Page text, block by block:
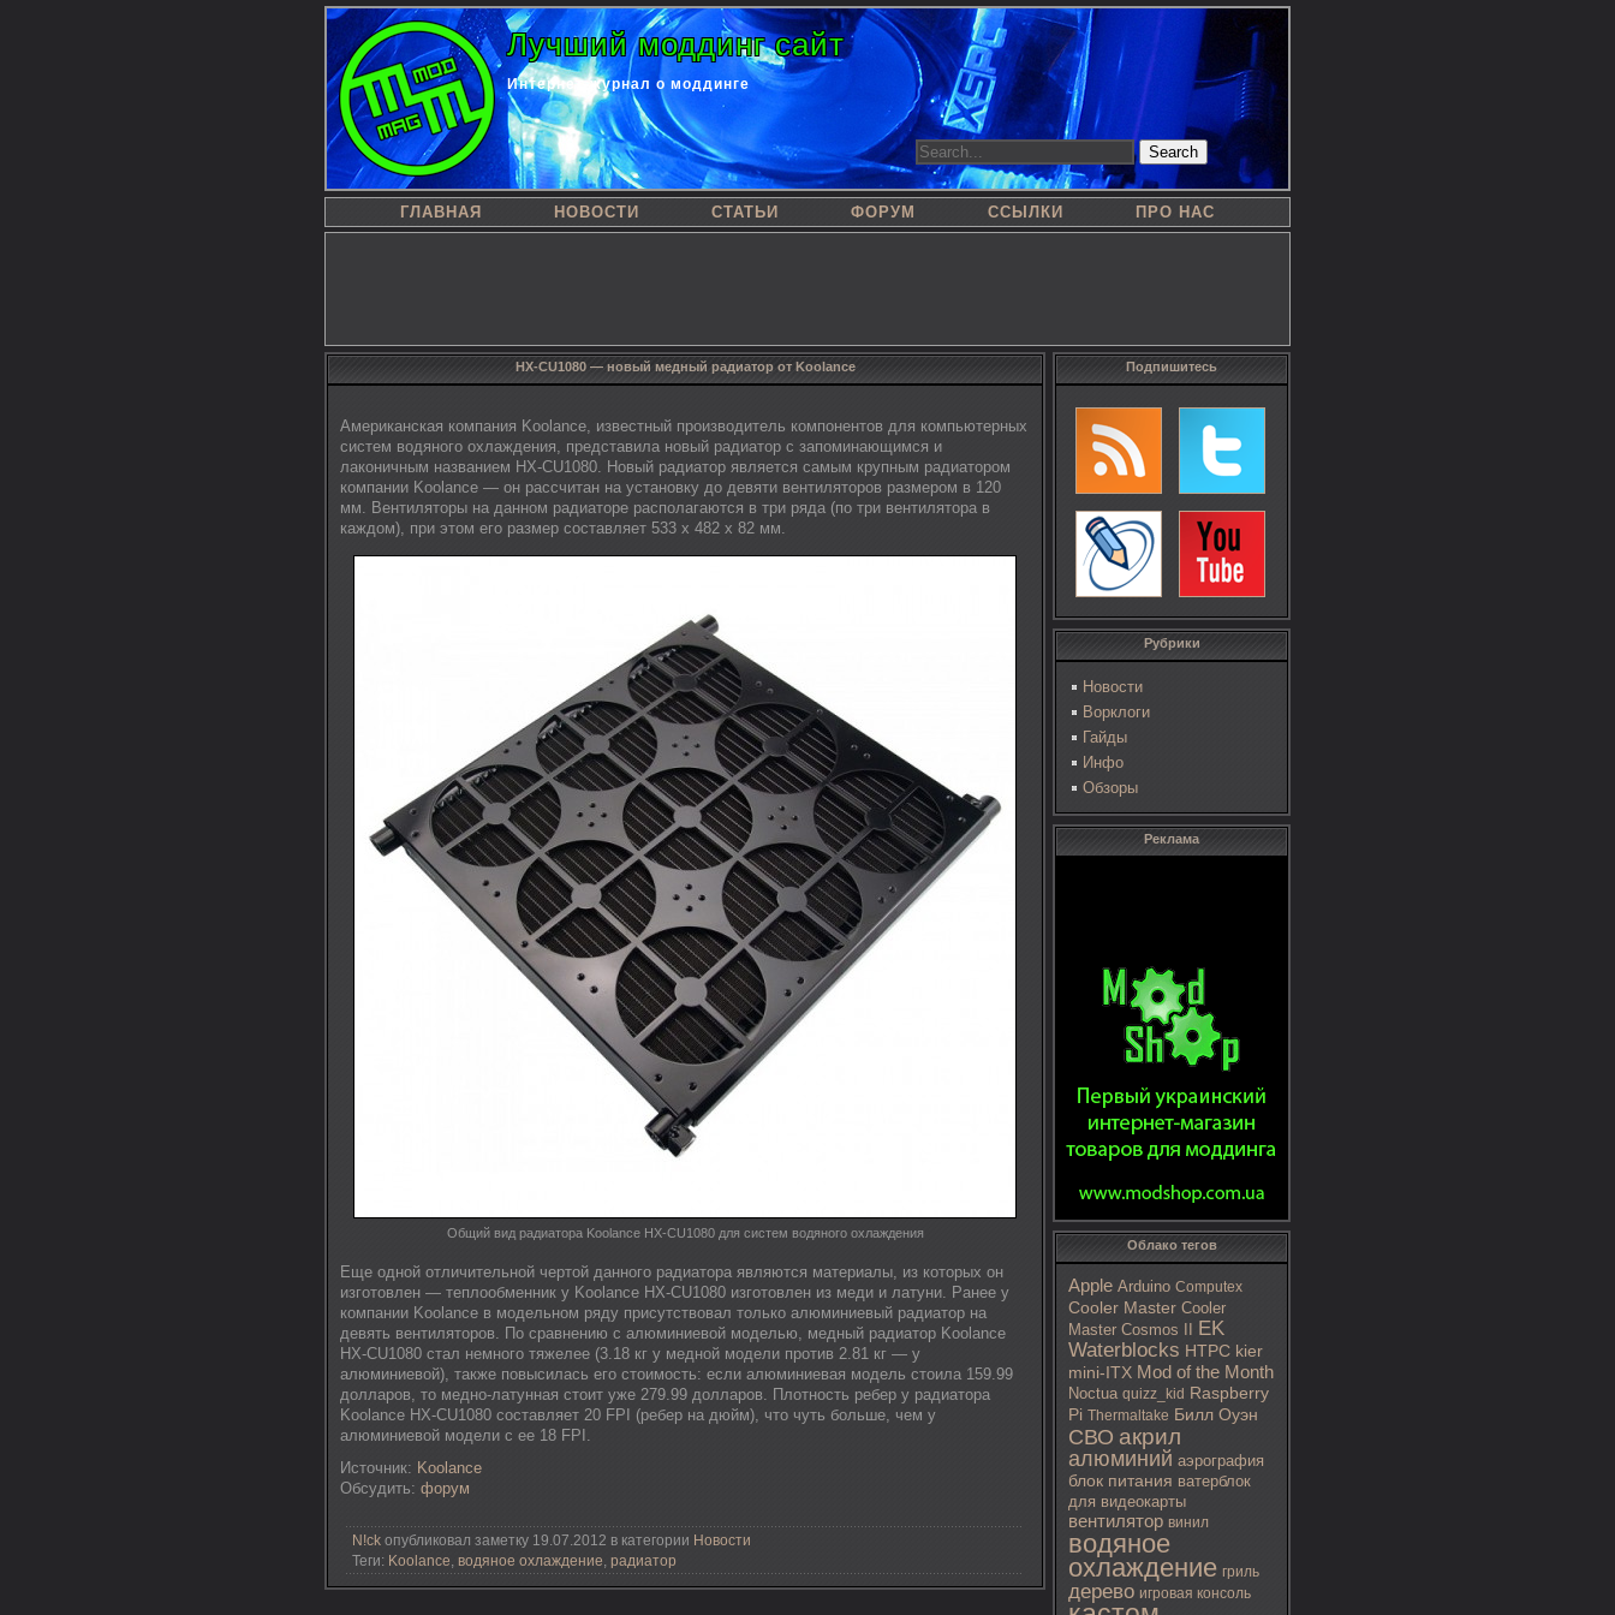
Лучший моддинг сайт
Интернет-журнал о моддинге
Search
ГЛАВНАЯ НОВОСТИ СТАТЬИ ФОРУМ ССЫЛКИ ПРО НАС
Подпишитесь
Рубрики
Новости
Ворклоги
Гайды
Инфо
Обзоры
Реклама
Облако тегов
Apple Arduino Computex
Cooler Master Cooler
Master Cosmos II
EK
Waterblocks HTPC kier
mini-ITX Mod of the Month
Noctua quizz_kid Raspberry
Pi Thermaltake Билл Оуэн
СВО акрил
алюминий аэрография
блок питания ватерблок
для видеокарты
вентилятор винил
водяное
охлаждение гриль
дерево игровая консоль
HX-CU1080 — новый медный радиатор от Koolance
Американская компания Koolance, известный производитель компонентов для компьютерных
систем водяного охлаждения, представила новый радиатор с запоминающимся и
лаконичным названием HX-CU1080. Новый радиатор является самым крупным радиатором
компании Koolance — он рассчитан на установку до девяти вентиляторов размером в 120
мм. Вентиляторы на данном радиаторе располагаются в три ряда (по три вентилятора в
каждом), при этом его размер составляет 533 х 482 х 82 мм.
Общий вид радиатора Koolance HX-CU1080 для систем водяного охлаждения
Еще одной отличительной чертой данного радиатора являются материалы, из которых он
изготовлен — теплообменник у Koolance HX-CU1080 изготовлен из меди и латуни. Ранее у
компании Koolance в модельном ряду присутствовал только алюминиевый радиатор на
девять вентиляторов. По сравнению с алюминиевой моделью, медный радиатор Koolance
HX-CU1080 стал немного тяжелее (3.18 кг у медной модели против 2.81 кг — у
алюминиевой), также повысилась его стоимость: если алюминиевая модель стоила 159.99
долларов, то медно-латунная стоит уже 279.99 долларов. Плотность ребер у радиатора
Koolance HX-CU1080 составляет 20 FPI (ребер на дюйм), что чуть больше, чем у
алюминиевой модели с ее 18 FPI.
Источник: Koolance
Обсудить: форум
N!ck опубликовал заметку 19.07.2012 в категории Новости
Теги: Koolance, водяное охлаждение, радиатор